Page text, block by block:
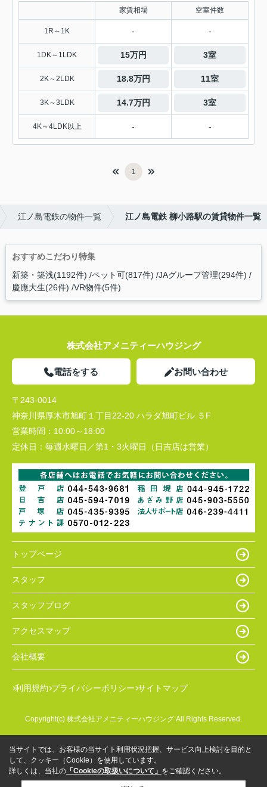
家賃相場 空室件数
1R～1K - -
1DK～1LDK 15万円 3室
2K～2LDK 18.8万円 11室
3K～3LDK 14.7万円 3室
4K～4LDK以上 - -
1
江ノ島電鉄の物件一覧 江ノ島電鉄 柳小路駅の賃貸物件一覧
おすすめこだわり特集
新築・築浅(1192件) ペット可(817件) JAグループ管理(294件)
慶應大生(26件) VR物件(5件)
株式会社アメニティーハウジング
電話をする お問い合わせ
〒243-0014
神奈川県厚木市旭町１丁目22-20 ハラダ旭町ビル ５F
営業時間： 10:00～18:00
定休日： 毎週水曜日／第1・3火曜日（日吉店は営業）
トップページ
スタッフ
スタッフブログ
アクセスマップ
会社概要
利用規約 プライバシーポリシー サイトマップ
Copyright(c) 株式会社アメニティーハウジング All Rights Reserved.
当サイトでは、お客様の当サイト利用状況把握、サービス向上検討を目的と
して、クッキー（Cookie）を使用しています。
詳しくは、当社の 「Cookieの取扱いについて」 をご確認ください。